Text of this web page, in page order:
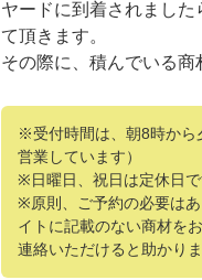
ヤードに到着されまし
て頂きます。
その際に、積んでいる商
※受付時間は、朝8時から
営業しています）
※日曜日、祝日は定休日で
※原則、ご予約の必要は
イトに記載のない商材を
連絡いただけると助かりま